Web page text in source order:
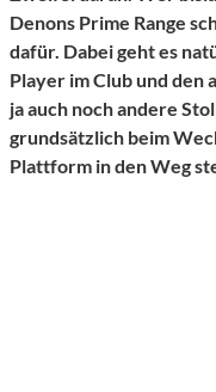
Denons Prime Range
dafür. Dabei geht es
Player im Club und
ja auch noch andere
grundsätzlich beim
Plattform in den Weg